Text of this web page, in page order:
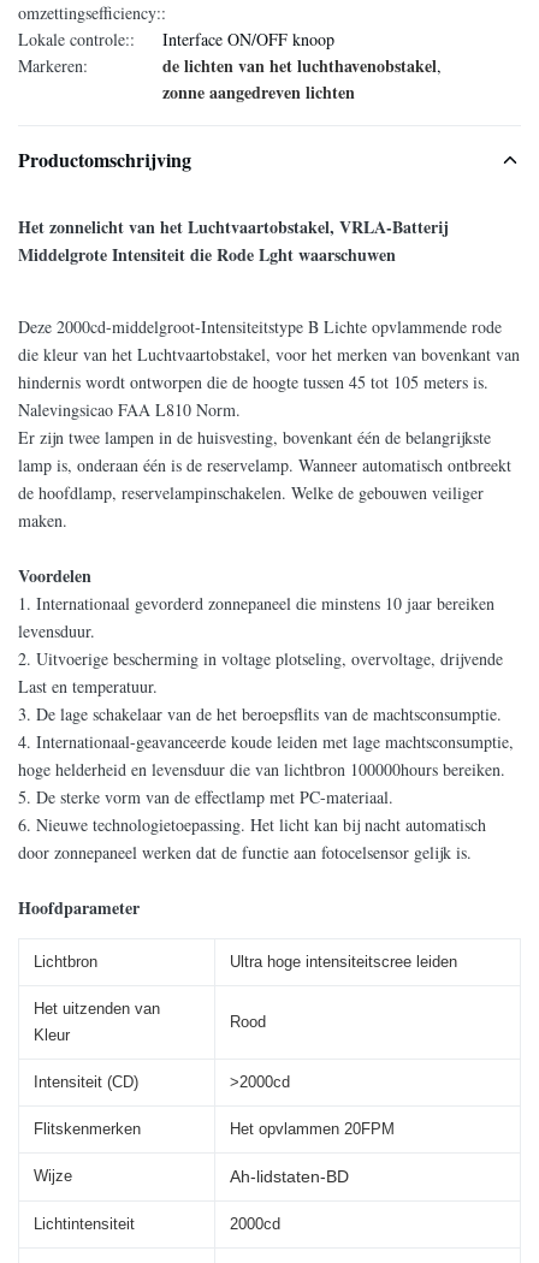
omzettingsefficiency::
Lokale controle::
Interface ON/OFF knoop
Markeren:
de lichten van het luchthavenobstakel,
zonne aangedreven lichten
Productomschrijving
Het zonnelicht van het Luchtvaartobstakel, VRLA-Batterij
Middelgrote Intensiteit die Rode Lght waarschuwen
Deze 2000cd-middelgroot-Intensiteitstype B Lichte opvlammende rode
die kleur van het Luchtvaartobstakel, voor het merken van bovenkant van
hindernis wordt ontworpen die de hoogte tussen 45 tot 105 meters is.
Nalevingsicao FAA L810 Norm.
Er zijn twee lampen in de huisvesting, bovenkant één de belangrijkste
lamp is, onderaan één is de reservelamp. Wanneer automatisch ontbreekt
de hoofdlamp, reservelampinschakelen. Welke de gebouwen veiliger
maken.
Voordelen
1. Internationaal gevorderd zonnepaneel die minstens 10 jaar bereiken
levensduur.
2. Uitvoerige bescherming in voltage plotseling, overvoltage, drijvende
Last en temperatuur.
3. De lage schakelaar van de het beroepsflits van de machtsconsumptie.
4. Internationaal-geavanceerde koude leiden met lage machtsconsumptie,
hoge helderheid en levensduur die van lichtbron 100000hours bereiken.
5. De sterke vorm van de effectlamp met PC-materiaal.
6. Nieuwe technologietoepassing. Het licht kan bij nacht automatisch
door zonnepaneel werken dat de functie aan fotocelsensor gelijk is.
Hoofdparameter
Lichtbron Ultra hoge intensiteitscree leiden
Het uitzenden van
Kleur
Rood
Intensiteit (CD) >2000cd
Flitskenmerken Het opvlammen 20FPM
Wijze Ah-lidstaten-BD
Lichtintensiteit 2000cd